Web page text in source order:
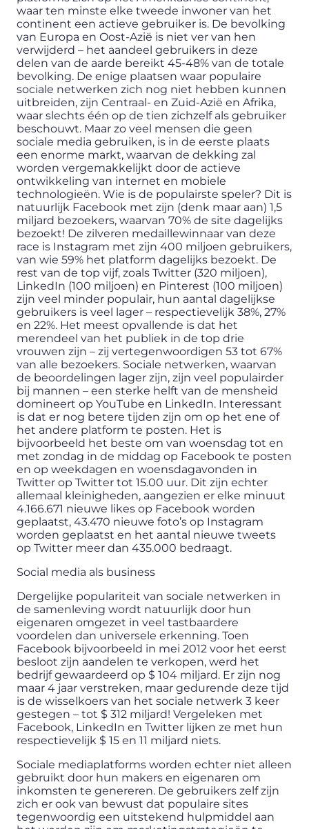
waar ten minste elke tweede inwoner van het
continent een actieve gebruiker is. De bevolking
van Europa en Oost-Azië is niet ver van hen
verwijderd – het aandeel gebruikers in deze
delen van de aarde bereikt 45-48% van de totale
bevolking. De enige plaatsen waar populaire
sociale netwerken zich nog niet hebben kunnen
uitbreiden, zijn Centraal- en Zuid-Azië en Afrika,
waar slechts één op de tien zichzelf als gebruiker
beschouwt. Maar zo veel mensen die geen
sociale media gebruiken, is in de eerste plaats
een enorme markt, waarvan de dekking zal
worden vergemakkelijkt door de actieve
ontwikkeling van internet en mobiele
technologieën. Wie is de populairste speler? Dit is
natuurlijk Facebook met zijn (denk maar aan) 1,5
miljard bezoekers, waarvan 70% de site dagelijks
bezoekt! De zilveren medaillewinnaar van deze
race is Instagram met zijn 400 miljoen gebruikers,
van wie 59% het platform dagelijks bezoekt. De
rest van de top vijf, zoals Twitter (320 miljoen),
LinkedIn (100 miljoen) en Pinterest (100 miljoen)
zijn veel minder populair, hun aantal dagelijkse
gebruikers is veel lager – respectievelijk 38%, 27%
en 22%. Het meest opvallende is dat het
merendeel van het publiek in de top drie
vrouwen zijn – zij vertegenwoordigen 53 tot 67%
van alle bezoekers. Sociale netwerken, waarvan
de beoordelingen lager zijn, zijn veel populairder
bij mannen – een sterke helft van de mensheid
domineert op YouTube en LinkedIn. Interessant
is dat er nog betere tijden zijn om op het ene of
het andere platform te posten. Het is
bijvoorbeeld het beste om van woensdag tot en
met zondag in de middag op Facebook te posten
en op weekdagen en woensdagavonden in
Twitter op Twitter tot 15.00 uur. Dit zijn echter
allemaal kleinigheden, aangezien er elke minuut
4.166.671 nieuwe likes op Facebook worden
geplaatst, 43.470 nieuwe foto’s op Instagram
worden geplaatst en het aantal nieuwe tweets
op Twitter meer dan 435.000 bedraagt.
Social media als business
Dergelijke populariteit van sociale netwerken in
de samenleving wordt natuurlijk door hun
eigenaren omgezet in veel tastbaardere
voordelen dan universele erkenning. Toen
Facebook bijvoorbeeld in mei 2012 voor het eerst
besloot zijn aandelen te verkopen, werd het
bedrijf gewaardeerd op $ 104 miljard. Er zijn nog
maar 4 jaar verstreken, maar gedurende deze tijd
is de wisselkoers van het sociale netwerk 3 keer
gestegen – tot $ 312 miljard! Vergeleken met
Facebook, LinkedIn en Twitter lijken ze met hun
respectievelijk $ 15 en 11 miljard niets.
Sociale mediaplatforms worden echter niet alleen
gebruikt door hun makers en eigenaren om
inkomsten te genereren. De gebruikers zelf zijn
zich er ook van bewust dat populaire sites
tegenwoordig een uitstekend hulpmiddel aan